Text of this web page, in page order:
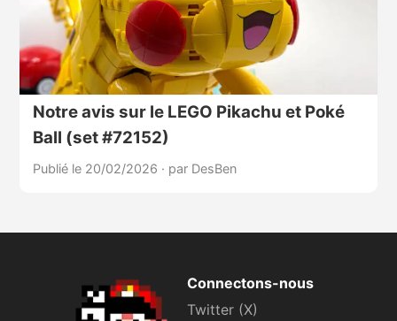
Notre avis sur le LEGO Pikachu et Poké
Ball (set #72152)
Publié le 20/02/2026 · par DesBen
Connectons-nous
Twitter (X)